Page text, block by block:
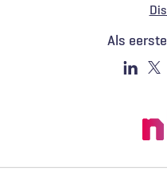
Als